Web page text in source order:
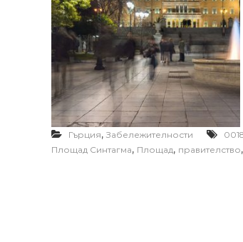
Гърция, Забележителности
Площад Синтагма, Площад, правителство,